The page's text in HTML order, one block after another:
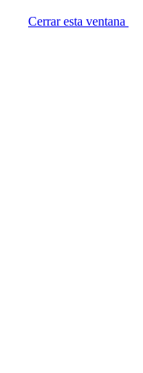
Cerrar esta ventana